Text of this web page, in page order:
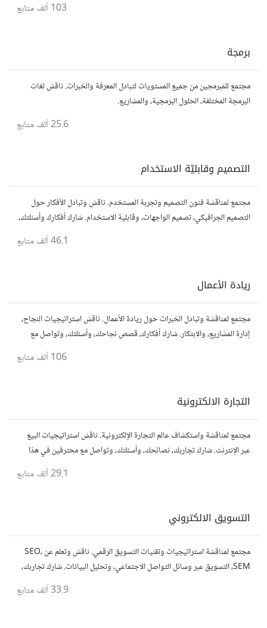
103 ألف متابع
برمجة
مجتمع للمبرمجين من جميع المستويات لتبادل المعرفة والخبرات. ناقش لغات
البرمجة المختلفة، الحلول البرمجية، والمشاريع.
25.6 ألف متابع
التصميم وقابليّة الاستخدام
مجتمع لمناقشة فنون التصميم وتجربة المستخدم. ناقش وتبادل الأفكار حول
التصميم الجرافيكي، تصميم الواجهات، وقابلية الاستخدام. شارك أفكارك وأسئلتك،
وتواصل مع مصممين ومتخصصين في تحسين تجربة المستخدم.
46.1 ألف متابع
ريادة الأعمال
مجتمع لمناقشة وتبادل الخبرات حول ريادة الأعمال. ناقش استراتيجيات النجاح،
إدارة المشاريع، والابتكار. شارك أفكارك، قصص نجاحك، وأسئلتك، وتواصل مع
106 ألف متابع
التجارة الالكترونية
مجتمع لمناقشة واستكشاف عالم التجارة الإلكترونية. ناقش استراتيجيات البيع
عبر الإنترنت. شارك تجاربك، نصائحك، وأسئلتك، وتواصل مع محترفين في هذا
29.1 ألف متابع
التسويق الالكتروني
مجتمع لمناقشة استراتيجيات وتقنيات التسويق الرقمي. ناقش وتعلم عن SEO،
SEM، التسويق عبر وسائل التواصل الاجتماعي، وتحليل البيانات. شارك تجاربك،
33.9 ألف متابع